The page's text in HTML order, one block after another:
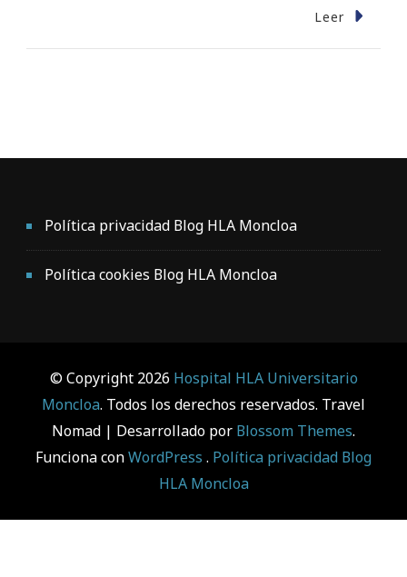
Leer
Política privacidad Blog HLA Moncloa
Política cookies Blog HLA Moncloa
© Copyright 2026 Hospital HLA Universitario
Moncloa. Todos los derechos reservados. Travel
Nomad | Desarrollado por Blossom Themes.
Funciona conWordPress . Política privacidad Blog
HLA Moncloa